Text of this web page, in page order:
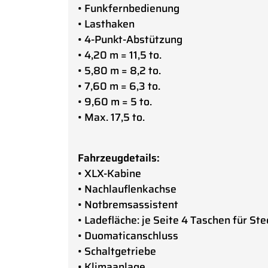
• Funkfernbedienung
• Lasthaken
• 4-Punkt-Abstützung
• 4,20 m = 11,5 to.
• 5,80 m = 8,2 to.
• 7,60 m = 6,3 to.
• 9,60 m = 5 to.
• Max. 17,5 to.
Fahrzeugdetails:
• XLX-Kabine
• Nachlauflenkachse
• Notbremsassistent
• Ladefläche: je Seite 4 Taschen für
• Duomaticanschluss
• Schaltgetriebe